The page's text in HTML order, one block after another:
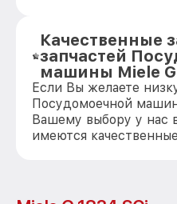
Качественные
запчастей
машины Miele G
Если Вы желаете
Посудомоечной
Вашему выбору у нас
имеются